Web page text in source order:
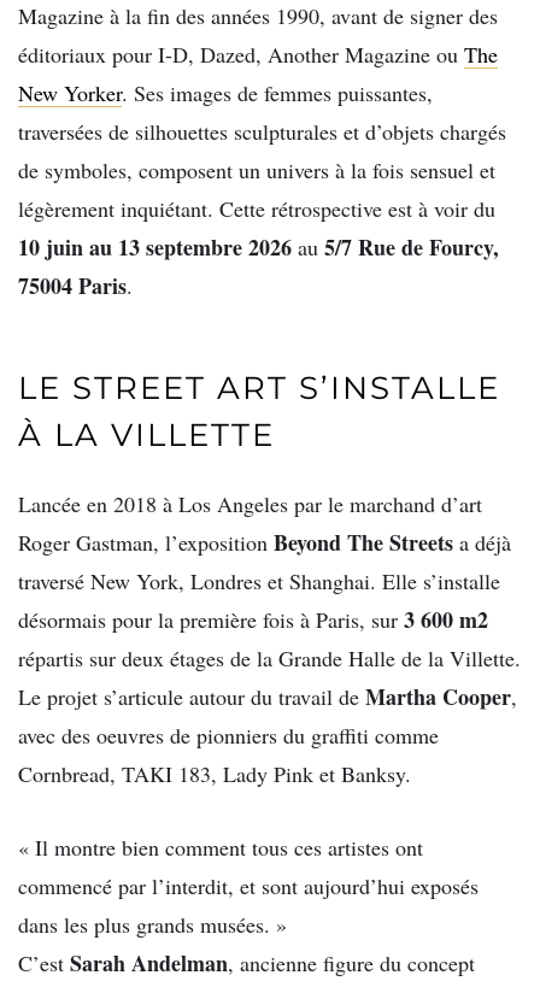
Magazine à la fin des années 1990, avant de signer des
éditoriaux pour I-D, Dazed, Another Magazine ou The
New Yorker. Ses images de femmes puissantes,
traversées de silhouettes sculpturales et d’objets chargés
de symboles, composent un univers à la fois sensuel et
légèrement inquiétant. Cette rétrospective est à voir du
10 juin au 13 septembre 2026 au 5/7 Rue de Fourcy,
75004 Paris.
LE STREET ART S’INSTALLE
À LA VILLETTE
Lancée en 2018 à Los Angeles par le marchand d’art
Roger Gastman, l’exposition Beyond The Streets a déjà
traversé New York, Londres et Shanghai. Elle s’installe
désormais pour la première fois à Paris, sur 3 600 m2
répartis sur deux étages de la Grande Halle de la Villette.
Le projet s’articule autour du travail de Martha Cooper,
avec des oeuvres de pionniers du graffiti comme
Cornbread, TAKI 183, Lady Pink et Banksy.
« Il montre bien comment tous ces artistes ont
commencé par l’interdit, et sont aujourd’hui exposés
dans les plus grands musées. »
C’est Sarah Andelman, ancienne figure du concept